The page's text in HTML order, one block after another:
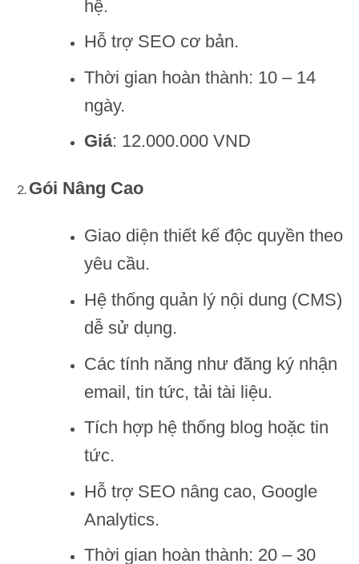
hệ.
Hỗ trợ SEO cơ bản.
Thời gian hoàn thành: 10 – 14
ngày.
Giá: 12.000.000 VND
Gói Nâng Cao
Giao diện thiết kế độc quyền theo
yêu cầu.
Hệ thống quản lý nội dung (CMS)
dễ sử dụng.
Các tính năng như đăng ký nhận
email, tin tức, tải tài liệu.
Tích hợp hệ thống blog hoặc tin
tức.
Hỗ trợ SEO nâng cao, Google
Analytics.
Thời gian hoàn thành: 20 – 30